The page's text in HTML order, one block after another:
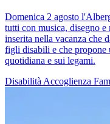
Domenica 2 agosto
tutti con musica, disegno
inserita nella vacanza che
figli disabili e che propone
quotidiana e sui legami.
Disabilità Accoglienza